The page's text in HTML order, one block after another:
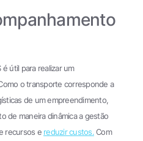
útil para realizar um
o transporte corresponde a
de um empreendimento,
de maneira dinâmica a gestão
recursos e reduzir custos.Com